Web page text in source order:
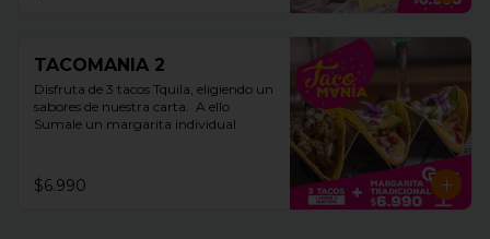
TACOMANIA 2
Disfruta de 3 tacos Tquila, eligiendo un
sabores de nuestra carta.  A ello
Sumale un margarita individual
$6.990